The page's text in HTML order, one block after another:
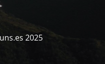
2025